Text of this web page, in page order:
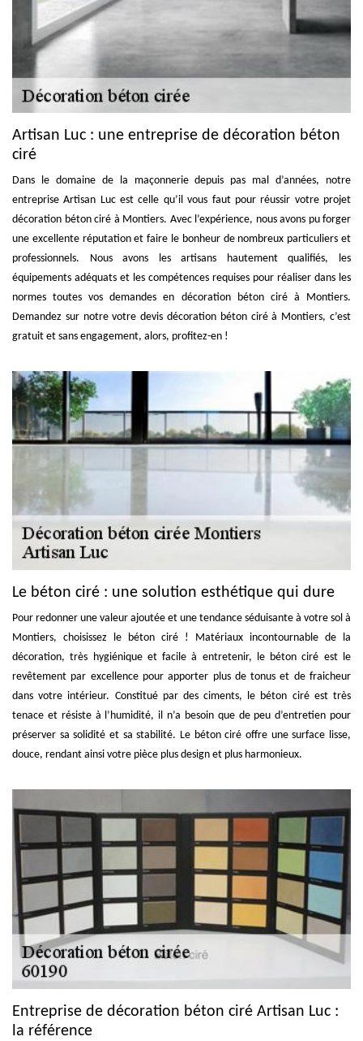
Artisan Luc : une entreprise de décoration béton
ciré
Dans le domaine de la maçonnerie depuis pas mal d’années, notre
entreprise Artisan Luc est celle qu’il vous faut pour réussir votre projet
décoration béton ciré à Montiers. Avec l’expérience, nous avons pu forger
une excellente réputation et faire le bonheur de nombreux particuliers et
professionnels. Nous avons les artisans hautement qualifiés, les
équipements adéquats et les compétences requises pour réaliser dans les
normes toutes vos demandes en décoration béton ciré à Montiers.
Demandez sur notre votre devis décoration béton ciré à Montiers, c’est
gratuit et sans engagement, alors, profitez-en !
Le béton ciré : une solution esthétique qui dure
Pour redonner une valeur ajoutée et une tendance séduisante à votre sol à
Montiers, choisissez le béton ciré ! Matériaux incontournable de la
décoration, très hygiénique et facile à entretenir, le béton ciré est le
revêtement par excellence pour apporter plus de tonus et de fraicheur
dans votre intérieur. Constitué par des ciments, le béton ciré est très
tenace et résiste à l’humidité, il n’a besoin que de peu d’entretien pour
préserver sa solidité et sa stabilité. Le béton ciré offre une surface lisse,
douce, rendant ainsi votre pièce plus design et plus harmonieux.
Entreprise de décoration béton ciré Artisan Luc :
la référence